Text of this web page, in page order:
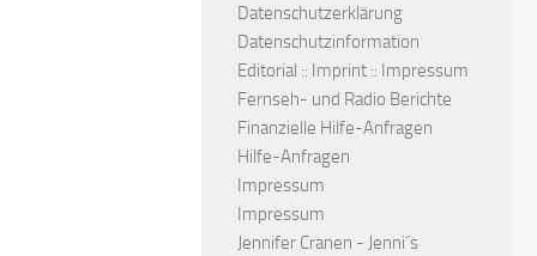
Datenschutzerklärung
Datenschutzinformation
Editorial :: Imprint :: Impressum
Fernseh- und Radio Berichte
Finanzielle Hilfe-Anfragen
Hilfe-Anfragen
Impressum
Impressum
Jennifer Cranen - Jenni´s